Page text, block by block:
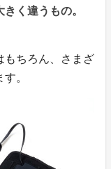
く違うもの。
もちろん、さまざ
。